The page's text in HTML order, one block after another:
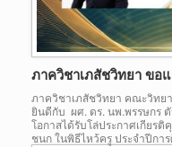
ภาควิชาเภสัชวิทยา ขอ
ภาควิชาเภสัชวิทยา คณะวิทย
ยินดีกับ ผศ. ดร. นพ.พรรษกร
โอกาสได้รับโล่ประกาศเกียร
ชนก ในพิธีไหว้ครู ประจำปีกา